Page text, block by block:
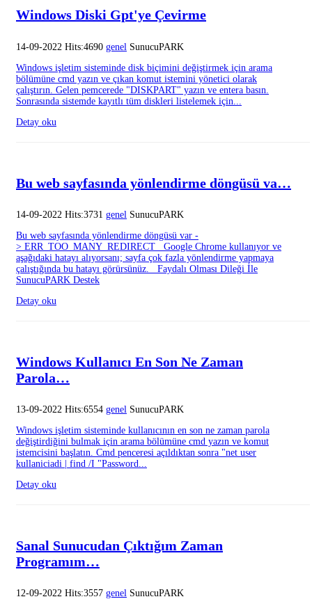
Windows Diski Gpt'ye Çevirme
14-09-2022 Hits:4690 genel SunucuPARK
Windows işletim sisteminde disk biçimini değiştirmek için arama
bölümüne cmd yazın ve çıkan komut istemini yönetici olarak
çalıştırın. Gelen pemcerede "DISKPART" yazın ve entera basın.
Sonrasında sistemde kayıtlı tüm diskleri listelemek için...
Detay oku
Bu web sayfasında yönlendirme döngüsü va…
14-09-2022 Hits:3731 genel SunucuPARK
Bu web sayfasında yönlendirme döngüsü var -
> ERR_TOO_MANY_REDIRECT Google Chrome kullanıyor ve
aşağıdaki hatayı alıyorsanı; sayfa çok fazla yönlendirme yapmaya
çalıştığında bu hatayı görürsünüz. Faydalı Olması Dileği İle
SunucuPARK Destek
Detay oku
Windows Kullanıcı En Son Ne Zaman
Parola…
13-09-2022 Hits:6554 genel SunucuPARK
Windows işletim sisteminde kullanıcının en son ne zaman parola
değiştirdiğini bulmak için arama bölümüne cmd yazın ve komut
istemcisini başlatın. Cmd penceresi açıldıktan sonra "net user
kullaniciadi | find /I "Password...
Detay oku
Sanal Sunucudan Çıktığım Zaman
Programım…
12-09-2022 Hits:3557 genel SunucuPARK